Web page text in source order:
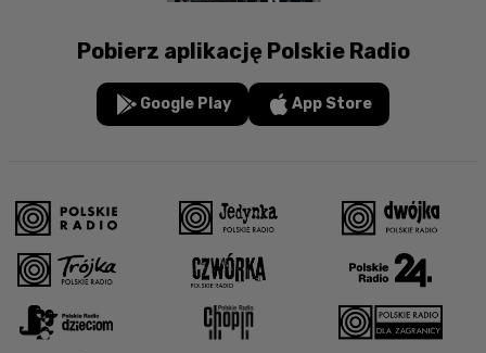
Pobierz aplikację Polskie Radio
Google Play App Store